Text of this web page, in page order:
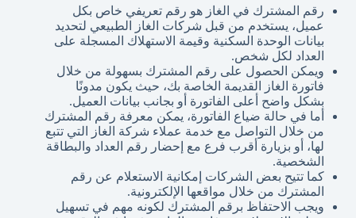
رقم المشترك في الغاز هو رقم تعريفي خاص بكل
عميل، يستخدم من قبل شركات الغاز الطبيعي لتحديد
بيانات الوحدة السكنية وقيمة الاستهلاك المسجلة على
العداد لكل شخص.
ويمكن الحصول على رقم المشترك بسهولة من خلال
فاتورة الغاز القديمة الخاصة بك، حيث يكون مدونًا
بشكل واضح أعلى الفاتورة أو بجانب بيانات العميل.
أما في حالة ضياع الفاتورة، يمكن معرفة رقم المشترك
من خلال التواصل مع خدمة عملاء شركة الغاز التي تتبع
لها، أو بزيارة أقرب فرع مع إحضار رقم العداد والبطاقة
الشخصية.
كما تتيح بعض الشركات إمكانية الاستعلام عن رقم
المشترك من خلال مواقعها الإلكترونية.
ويجب الاحتفاظ برقم المشترك لكونه مهم في تسهيل